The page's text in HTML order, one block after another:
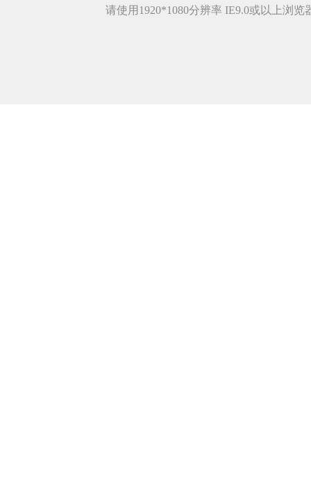
请使用1920*1080分辨率 IE9.0或以上浏览